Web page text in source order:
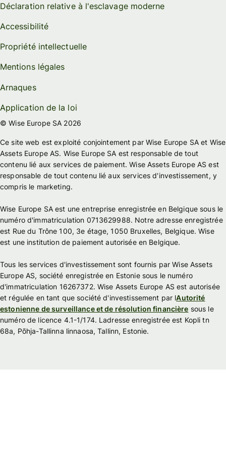
Déclaration relative à l'esclavage moderne
Accessibilité
Propriété intellectuelle
Mentions légales
Arnaques
Application de la loi
© Wise Europe SA 2026
Ce site web est exploité conjointement par Wise Europe SA et Wise
Assets Europe AS. Wise Europe SA est responsable de tout
contenu lié aux services de paiement. Wise Assets Europe AS est
responsable de tout contenu lié aux services d'investissement, y
compris le marketing.
Wise Europe SA est une entreprise enregistrée en Belgique sous le
numéro d'immatriculation 0713629988. Notre adresse enregistrée
est Rue du Trône 100, 3e étage, 1050 Bruxelles, Belgique. Wise
est une institution de paiement autorisée en Belgique.
Tous les services d'investissement sont fournis par Wise Assets
Europe AS, société enregistrée en Estonie sous le numéro
d'immatriculation 16267372. Wise Assets Europe AS est autorisée
et régulée en tant que société d'investissement par lAutorité
estonienne de surveillance et de résolution financière sous le
numéro de licence 4.1-1/174. Ladresse enregistrée est Kopli tn
68a, Põhja-Tallinna linnaosa, Tallinn, Estonie.